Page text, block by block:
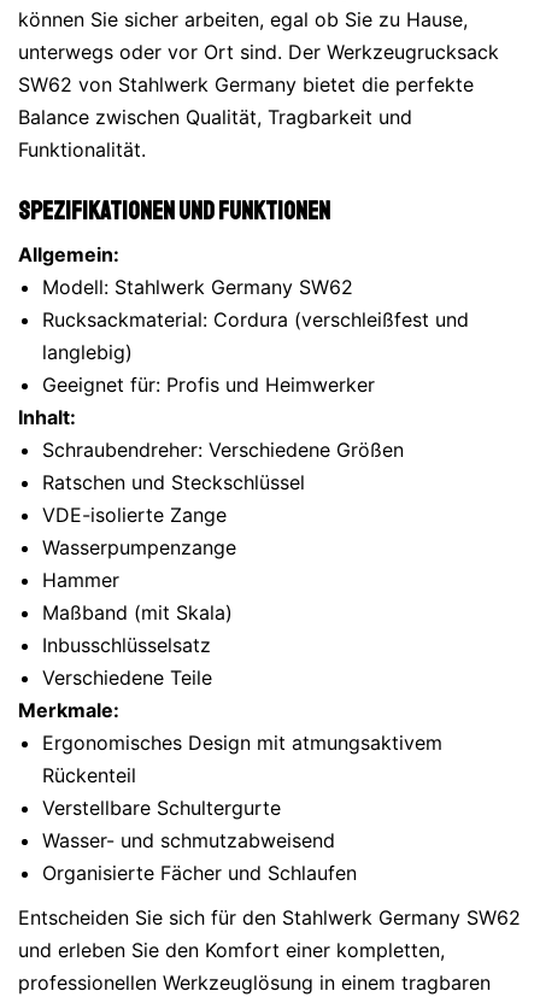
können Sie sicher arbeiten, egal ob Sie zu Hause,
unterwegs oder vor Ort sind. Der Werkzeugrucksack
SW62 von Stahlwerk Germany bietet die perfekte
Balance zwischen Qualität, Tragbarkeit und
Funktionalität.
Spezifikationen und Funktionen
Allgemein:
Modell: Stahlwerk Germany SW62
Rucksackmaterial: Cordura (verschleißfest und
langlebig)
Geeignet für: Profis und Heimwerker
Inhalt:
Schraubendreher: Verschiedene Größen
Ratschen und Steckschlüssel
VDE-isolierte Zange
Wasserpumpenzange
Hammer
Maßband (mit Skala)
Inbusschlüsselsatz
Verschiedene Teile
Merkmale:
Ergonomisches Design mit atmungsaktivem
Rückenteil
Verstellbare Schultergurte
Wasser- und schmutzabweisend
Organisierte Fächer und Schlaufen
Entscheiden Sie sich für den Stahlwerk Germany SW62
und erleben Sie den Komfort einer kompletten,
professionellen Werkzeuglösung in einem tragbaren